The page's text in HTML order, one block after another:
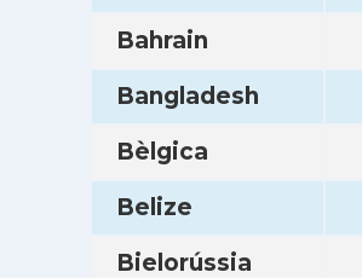
Bahrain
Bangladesh
Bèlgica
Belize
Bielorússia